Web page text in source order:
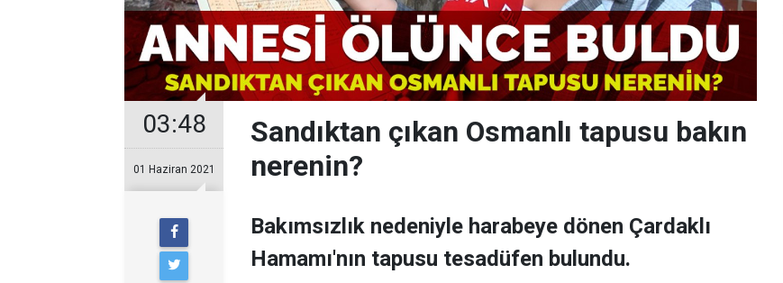
03:48
01 Haziran 2021
Sandıktan çıkan Osmanlı tapusu bakın
nerenin?
Bakımsızlık nedeniyle harabeye dönen Çardaklı
Hamamı'nın tapusu tesadüfen bulundu.